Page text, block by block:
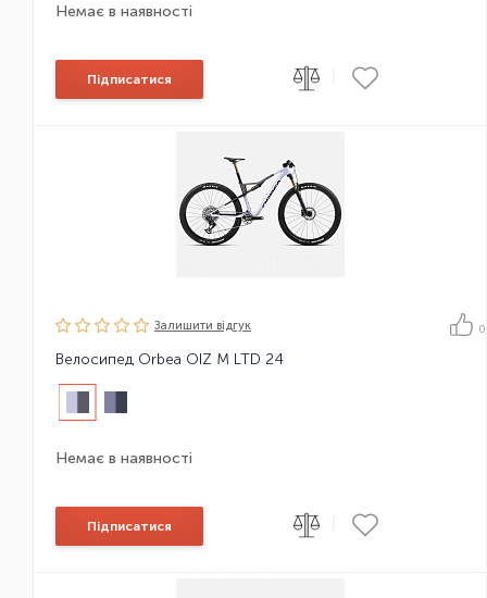
Немає в наявності
Підписатися
Залишити вiдгук 0
Велосипед Orbea OIZ M LTD 24
Немає в наявності
Підписатися